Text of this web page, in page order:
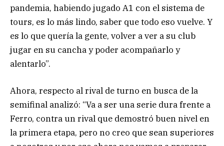
pandemia, habiendo jugado A1 con el sistema de
tours, es lo más lindo, saber que todo eso vuelve. Y
es lo que quería la gente, volver a ver a su club
jugar en su cancha y poder acompañarlo y
alentarlo”.
Ahora, respecto al rival de turno en busca de la
semifinal analizó: “Va a ser una serie dura frente a
Ferro, contra un rival que demostró buen nivel en
la primera etapa, pero no creo que sean superiores